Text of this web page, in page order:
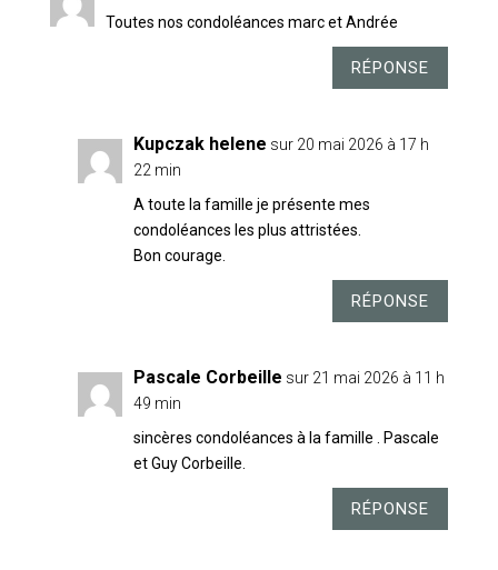
Toutes nos condoléances marc et Andrée
RÉPONSE
Kupczak helene sur 20 mai 2026 à 17 h
22 min
A toute la famille je présente mes
condoléances les plus attristées.
Bon courage.
RÉPONSE
Pascale Corbeille sur 21 mai 2026 à 11 h
49 min
sincères condoléances à la famille . Pascale
et Guy Corbeille.
RÉPONSE